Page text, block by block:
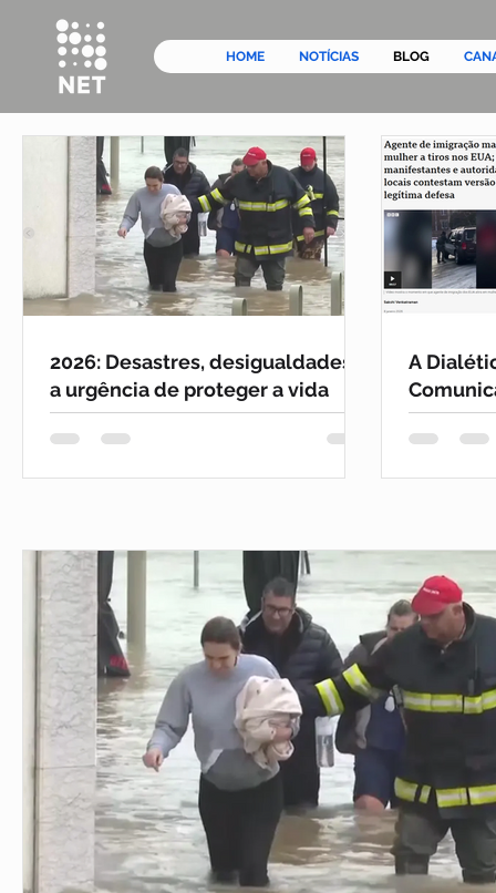
HOME NOTÍCIAS BLOG
2026: Desastres, desigualdades e
a urgência de proteger a vida
A
Crise de
(2026)